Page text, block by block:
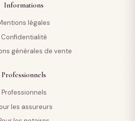
Informations
légales
Confidentialité
générales de vente
Professionnels
Professionnels
les assureurs